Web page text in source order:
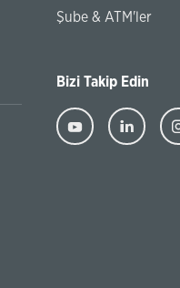
Şube & ATM'ler
Bizi Takip Edin